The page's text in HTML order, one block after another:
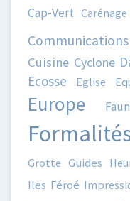
Cap-Vert Carénage
Communications
Cuisine Cyclone
Ecosse Eglise
Europe
Grotte Guides
Iles Féroé